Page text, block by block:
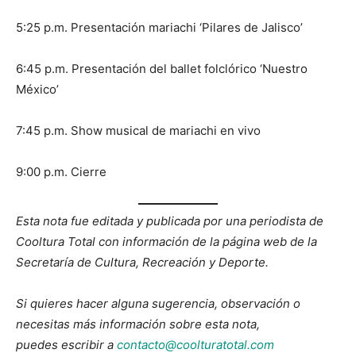
5:25 p.m. Presentación mariachi ‘Pilares de Jalisco’
6:45 p.m. Presentación del ballet folclórico ‘Nuestro
México’
7:45 p.m. Show musical de mariachi en vivo
9:00 p.m. Cierre
Esta nota fue editada y publicada por una periodista de
Cooltura Total con información de la página web de la
Secretaría de Cultura, Recreación y Deporte.
Si quieres hacer alguna sugerencia, observación o
necesitas más información sobre esta nota,
puedes escribir a contacto@coolturatotal.com